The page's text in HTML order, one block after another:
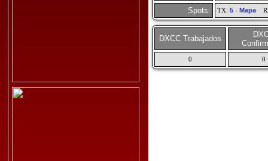
Spots:
TX: 5- Mapa
DXCC Trabajados
0 0